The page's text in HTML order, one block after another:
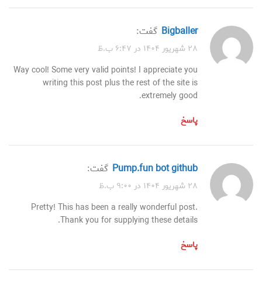
bigballer گفت:
۲۸ شهریور ۱۴۰۴ در ۶:۴۷ ب.ظ
Way cool! Some very valid points! I appreciate you
writing this post plus the rest of the site is
extremely good.
پاسخ
pump.fun bot github گفت:
۲۸ شهریور ۱۴۰۴ در ۹:۰۰ ب.ظ
Pretty! This has been a really wonderful post.
Thank you for supplying these details.
پاسخ